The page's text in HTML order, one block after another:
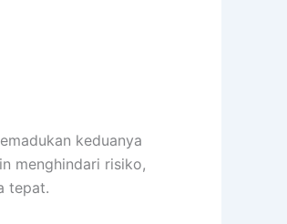
keduanya
menghindari risiko,
tepat.